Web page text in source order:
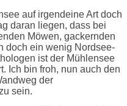
auf irgendeine Art doch
daran liegen, dass bei
Möwen, gackernden
doch ein wenig Nordsee-
ist der Mühlensee
Ich bin froh, nun auch den
der
sein.